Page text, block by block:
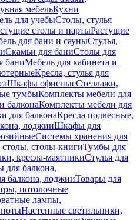
мебельКухни
для учебыСтолы, стулья
столы и партыРастущие
для бани и сауныСтулья,
Скамьи для баниСтолы для
баниМебель для кабинета и
Кресла, стулья для
Шкафы офисныеСтеллажи,
тумбыКомплекты мебели для
балконаКомплекты мебели для
для балконаКресла подвесные,
лоджииШкафы для
Системы хранения для
столы-книгиТумбы для
кресла-маятникиСтулья для
для балкона,
балкона, лоджииТовары для
потолочные
лампы,
Настенные светильники,